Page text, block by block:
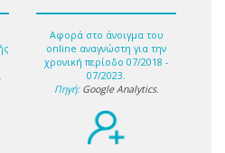
Αφορά στο άνοιγμα του
online αναγνώστη για την
χρονική περίοδο 07/2018 -
07/2023.
Πηγή: Google Analytics.